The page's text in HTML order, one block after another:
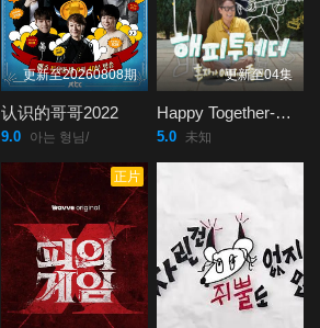
更新至20260808期
认识的哥哥2022
9.0 아는 형님/
更新至04集
Happy Together-不是一个人真好
5.0 未知
正片